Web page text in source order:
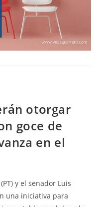
otorgar
goce de
en el
y el senador Luis
una iniciativa para